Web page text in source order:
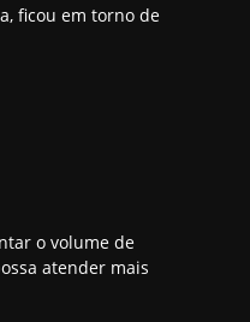
ficou em torno de
o volume de
atender mais